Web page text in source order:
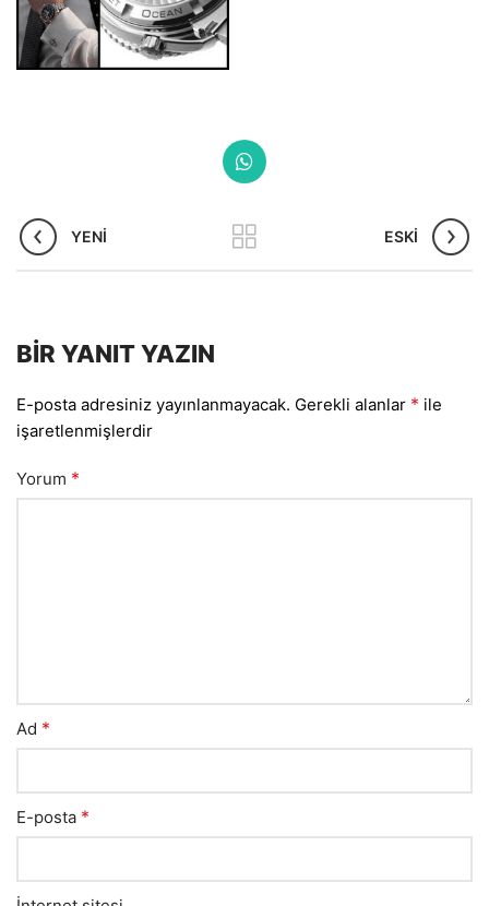
YENI ESKI
BIR YANIT YAZIN
E-posta adresiniz yayınlanmayacak. Gerekli alanlar * ile
işaretlenmişlerdir
Yorum *
Ad *
E-posta *